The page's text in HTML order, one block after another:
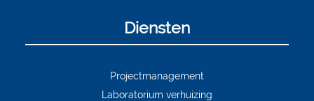
Diensten
Projectmanagement
Laboratorium verhuizing